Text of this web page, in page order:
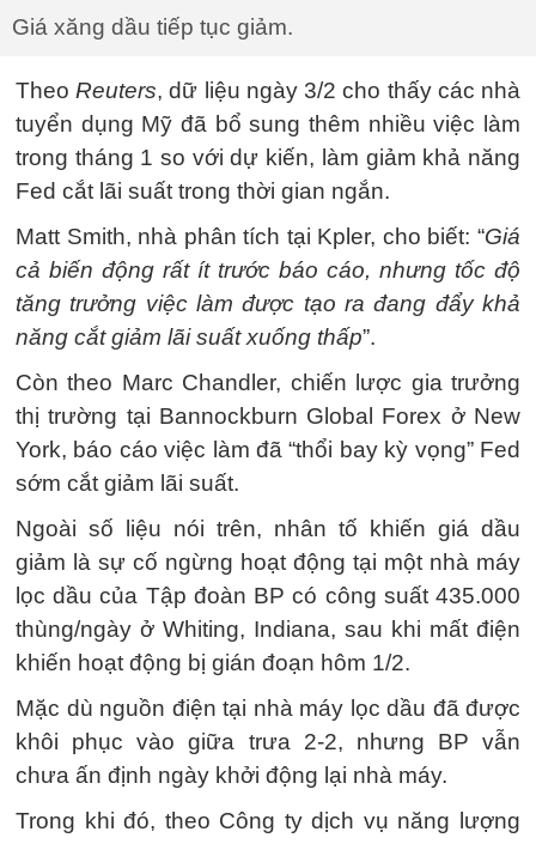
Giá xăng dầu tiếp tục giảm.
TheoReuters, dữ liệu ngày 3/2 cho thấy các nhà
tuyển dụng Mỹ đã bổ sung thêm nhiều việc làm
trong tháng 1 so với dự kiến, làm giảm khả năng
Fed cắt lãi suất trong thời gian ngắn.
Matt Smith, nhà phân tích tại Kpler, cho biết: “Giá
cả biến động rất ít trước báo cáo, nhưng tốc độ
tăng trưởng việc làm được tạo ra đang đẩy khả
năng cắt giảm lãi suất xuống thấp”.
Còn theo Marc Chandler, chiến lược gia trưởng
thị trường tại Bannockburn Global Forex ở New
York, báo cáo việc làm đã “thổi bay kỳ vọng” Fed
sớm cắt giảm lãi suất.
Ngoài số liệu nói trên, nhân tố khiến giá dầu
giảm là sự cố ngừng hoạt động tại một nhà máy
lọc dầu của Tập đoàn BP có công suất 435.000
thùng/ngày ở Whiting, Indiana, sau khi mất điện
khiến hoạt động bị gián đoạn hôm 1/2.
Mặc dù nguồn điện tại nhà máy lọc dầu đã được
khôi phục vào giữa trưa 2-2, nhưng BP vẫn
chưa ấn định ngày khởi động lại nhà máy.
Trong khi đó, theo Công ty dịch vụ năng lượng